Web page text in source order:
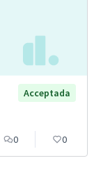
Acceptada
0 0